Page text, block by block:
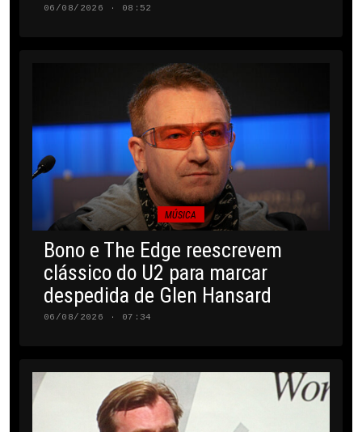
06/08/2026 · 08:52
MÚSICA
Bono e The Edge reescrevem
clássico do U2 para marcar
despedida de Glen Hansard
06/08/2026 · 07:34